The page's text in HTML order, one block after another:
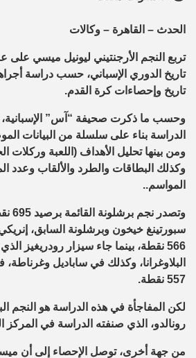
الحدث – القاهرة – وكالات
تربع النجم الأرجنتيني ليونيل ميسي
تاريخ الدوري الإسباني، حسب دراسة
تاريخ وإحصاءات كرة القدم.
وحسب ما ذكرت صحيفة “آس” الإسبانية،
الدراسة بناء على سلسلة من البيانات
ومن بينها تحليل الأهداف (اللعبة وركلات
وكذلك البطاقات والطرد والألقاب وعدد
المواسم..
وتصدر
سبورتينغ خيخون وبرشلونة السابق،
البلاوغرانا، وكذلك في ساباديل
557 نقطة.
لكن المفاجأة في هذه الدراسة هو النجم
رونالدو، الذي صنفته الدراسة في المركز الثاني
من جهة أخرى، توصل الإحصاء إلى أن